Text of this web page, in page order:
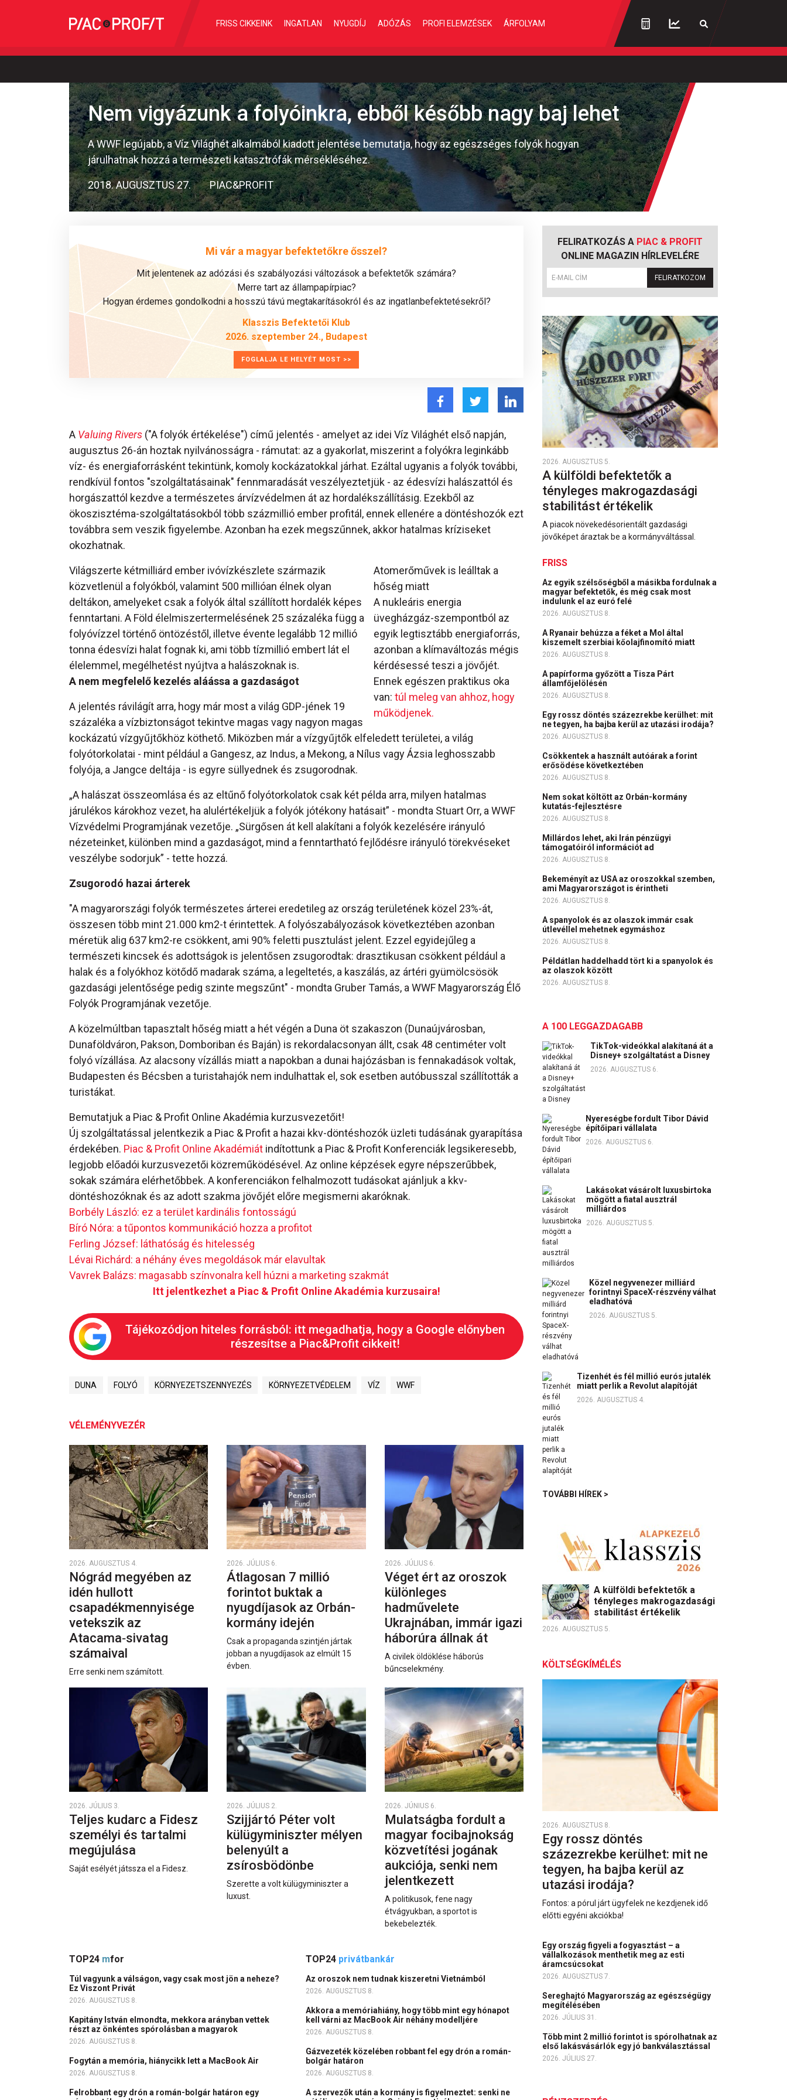
FRISS CIKKEINK INGATLAN NYUGDÍJ ADÓZÁS PROFI ELEMZÉSEK ÁRFOLYAM
Nem vigyázunk a folyóinkra, ebből később nagy baj lehet
A WWF legújabb, a Víz Világhét alkalmából kiadott jelentése bemutatja, hogy az egészséges folyók hogyan
járulhatnak hozzá a természeti katasztrófák mérsékléséhez.
2018. AUGUSZTUS 27. PIAC&PROFIT
Mi vár a magyar befektetőkre ősszel?
Mit jelentenek az adózási és szabályozási változások a befektetők számára?
Merre tart az állampapírpiac?
Hogyan érdemes gondolkodni a hosszú távú megtakarításokról és az ingatlanbefektetésekről?
Klasszis Befektetői Klub
2026. szeptember 24., Budapest
FOGLALJA LE HELYÉT MOST >>
A Valuing Rivers ("A folyók értékelése") című jelentés - amelyet az idei Víz Világhét első napján,
augusztus 26-án hoztak nyilvánosságra - rámutat: az a gyakorlat, miszerint a folyókra leginkább
víz- és energiaforrásként tekintünk, komoly kockázatokkal járhat. Ezáltal ugyanis a folyók további,
rendkívül fontos "szolgáltatásainak" fennmaradását veszélyeztetjük - az édesvízi halászattól és
horgászattól kezdve a természetes árvízvédelmen át az hordalékszállításig. Ezekből az
ökoszisztéma-szolgáltatásokból több százmillió ember profitál, ennek ellenére a döntéshozók ezt
továbbra sem veszik figyelembe. Azonban ha ezek megszűnnek, akkor hatalmas kríziseket
okozhatnak.
Atomerőművek is leálltak a
hőség miatt
A nukleáris energia
üvegházgáz-szempontból az
egyik legtisztább energiaforrás,
azonban a klímaváltozás mégis
kérdésessé teszi a jövőjét.
Ennek egészen praktikus oka
van: túl meleg van ahhoz, hogy
működjenek.
Világszerte kétmilliárd ember ivóvízkészlete származik
közvetlenül a folyókból, valamint 500 millióan élnek olyan
deltákon, amelyeket csak a folyók által szállított hordalék képes
fenntartani. A Föld élelmiszertermelésének 25 százaléka függ a
folyóvízzel történő öntözéstől, illetve évente legalább 12 millió
tonna édesvízi halat fognak ki, ami több tízmillió embert lát el
élelemmel, megélhetést nyújtva a halászoknak is.
A nem megfelelő kezelés aláássa a gazdaságot
A jelentés rávilágít arra, hogy már most a világ GDP-jének 19
százaléka a vízbiztonságot tekintve magas vagy nagyon magas
kockázatú vízgyűjtőkhöz köthető. Miközben már a vízgyűjtők elfeledett területei, a világ
folyótorkolatai - mint például a Gangesz, az Indus, a Mekong, a Nílus vagy Ázsia leghosszabb
folyója, a Jangce deltája - is egyre süllyednek és zsugorodnak.
„A halászat összeomlása és az eltűnő folyótorkolatok csak két példa arra, milyen hatalmas
járulékos károkhoz vezet, ha alulértékeljük a folyók jótékony hatásait” - mondta Stuart Orr, a WWF
Vízvédelmi Programjának vezetője. „Sürgősen át kell alakítani a folyók kezelésére irányuló
nézeteinket, különben mind a gazdaságot, mind a fenntartható fejlődésre irányuló törekvéseket
veszélybe sodorjuk” - tette hozzá.
Zsugorodó hazai árterek
"A magyarországi folyók természetes árterei eredetileg az ország területének közel 23%-át,
összesen több mint 21.000 km2-t érintettek. A folyószabályozások következtében azonban
méretük alig 637 km2-re csökkent, ami 90% feletti pusztulást jelent. Ezzel egyidejűleg a
természeti kincsek és adottságok is jelentősen zsugorodtak: drasztikusan csökkent például a
halak és a folyókhoz kötődő madarak száma, a legeltetés, a kaszálás, az ártéri gyümölcsösök
gazdasági jelentősége pedig szinte megszűnt" - mondta Gruber Tamás, a WWF Magyarország Élő
Folyók Programjának vezetője.
A közelmúltban tapasztalt hőség miatt a hét végén a Duna öt szakaszon (Dunaújvárosban,
Dunaföldváron, Pakson, Domboriban és Baján) is rekordalacsonyan állt, csak 48 centiméter volt
folyó vízállása. Az alacsony vízállás miatt a napokban a dunai hajózásban is fennakadások voltak,
Budapesten és Bécsben a turistahajók nem indulhattak el, sok esetben autóbusszal szállították a
turistákat.
Bemutatjuk a Piac & Profit Online Akadémia kurzusvezetőit!
Új szolgáltatással jelentkezik a Piac & Profit a hazai kkv-döntéshozók üzleti tudásának gyarapítása
érdekében. Piac & Profit Online Akadémiát indítottunk a Piac & Profit Konferenciák legsikeresebb,
legjobb előadói kurzusvezetői közreműködésével. Az online képzések egyre népszerűbbek,
sokak számára elérhetőbbek. A konferenciákon felhalmozott tudásokat ajánljuk a kkv-
döntéshozóknak és az adott szakma jövőjét előre megismerni akaróknak.
Borbély László: ez a terület kardinális fontosságú
Bíró Nóra: a tűpontos kommunikáció hozza a profitot
Ferling József: láthatóság és hitelesség
Lévai Richárd: a néhány éves megoldások már elavultak
Vavrek Balázs: magasabb színvonalra kell húzni a marketing szakmát
Itt jelentkezhet a Piac & Profit Online Akadémia kurzusaira!
Tájékozódjon hiteles forrásból: itt megadhatja, hogy a Google előnyben
részesítse a Piac&Profit cikkeit!
DUNA FOLYÓ KÖRNYEZETSZENNYEZÉS KÖRNYEZETVÉDELEM VÍZ WWF
VÉLEMÉNYVEZÉR
2026. AUGUSZTUS 4.
Nógrád megyében az
idén hullott
csapadékmennyisége
vetekszik az
Atacama‑sivatag
számaival
Erre senki nem számított.
2026. JÚLIUS 6.
Átlagosan 7 millió
forintot buktak a
nyugdíjasok az Orbán-
kormány idején
Csak a propaganda szintjén jártak
jobban a nyugdíjasok az elmúlt 15
évben.
2026. JÚLIUS 6.
Véget ért az oroszok
különleges
hadművelete
Ukrajnában, immár igazi
háborúra állnak át
A civilek öldöklése háborús
bűncselekmény.
2026. JÚLIUS 3.
Teljes kudarc a Fidesz
személyi és tartalmi
megújulása
Saját esélyét játssza el a Fidesz.
2026. JÚLIUS 2.
Szijjártó Péter volt
külügyminiszter mélyen
belenyúlt a
zsírosbödönbe
Szerette a volt külügyminiszter a
luxust.
2026. JÚNIUS 6.
Mulatságba fordult a
magyar focibajnokság
közvetítési jogának
aukciója, senki nem
jelentkezett
A politikusok, fene nagy
étvágyukban, a sportot is
bekebelezték.
TOP24 mfor
Túl vagyunk a válságon, vagy csak most jön a neheze?
Ez Viszont Privát
2026. AUGUSZTUS 8.
Kapitány István elmondta, mekkora arányban vettek
részt az önkéntes spórolásban a magyarok
2026. AUGUSZTUS 8.
Fogytán a memória, hiánycikk lett a MacBook Air
2026. AUGUSZTUS 8.
Felrobbant egy drón a román-bolgár határon egy
TOP24 privátbankár
Az oroszok nem tudnak kiszeretni Vietnámból
2026. AUGUSZTUS 8.
Akkora a memóriahiány, hogy több mint egy hónapot
kell várni az MacBook Air néhány modelljére
2026. AUGUSZTUS 8.
Gázvezeték közelében robbant fel egy drón a román-
bolgár határon
2026. AUGUSZTUS 8.
A szervezők után a kormány is figyelmeztet: senki ne
FELIRATKOZÁS A PIAC & PROFIT
ONLINE MAGAZIN HÍRLEVELÉRE
FELIRATKOZOM
2026. AUGUSZTUS 5.
A külföldi befektetők a
tényleges makrogazdasági
stabilitást értékelik
A piacok növekedésorientált gazdasági
jövőképet áraztak be a kormányváltással.
FRISS
Az egyik szélsőségből a másikba fordulnak a
magyar befektetők, és még csak most
indulunk el az euró felé
2026. AUGUSZTUS 8.
A Ryanair behúzza a féket a Mol által
kiszemelt szerbiai kőolajfinomító miatt
2026. AUGUSZTUS 8.
A papírforma győzött a Tisza Párt
államfőjelölésén
2026. AUGUSZTUS 8.
Egy rossz döntés százezrekbe kerülhet: mit
ne tegyen, ha bajba kerül az utazási irodája?
2026. AUGUSZTUS 8.
Csökkentek a használt autóárak a forint
erősödése következtében
2026. AUGUSZTUS 8.
Nem sokat költött az Orbán-kormány
kutatás-fejlesztésre
2026. AUGUSZTUS 8.
Millárdos lehet, aki Irán pénzügyi
támogatóiról információt ad
2026. AUGUSZTUS 8.
Bekeményít az USA az oroszokkal szemben,
ami Magyarországot is érintheti
2026. AUGUSZTUS 8.
A spanyolok és az olaszok immár csak
útlevéllel mehetnek egymáshoz
2026. AUGUSZTUS 8.
Példátlan haddelhadd tört ki a spanyolok és
az olaszok között
2026. AUGUSZTUS 8.
A 100 LEGGAZDAGABB
TikTok-videókkal alakítaná át a
Disney+ szolgáltatást a Disney
2026. AUGUSZTUS 6.
Nyereségbe fordult Tibor Dávid
építőipari vállalata
2026. AUGUSZTUS 6.
Lakásokat vásárolt luxusbirtoka
mögött a fiatal ausztrál
milliárdos
2026. AUGUSZTUS 5.
Közel negyvenezer milliárd
forintnyi SpaceX-részvény válhat
eladhatóvá
2026. AUGUSZTUS 5.
Tizenhét és fél millió eurós jutalék
miatt perlik a Revolut alapítóját
2026. AUGUSZTUS 4.
TOVÁBBI HÍREK >
A külföldi befektetők a
tényleges makrogazdasági
stabilitást értékelik
2026. AUGUSZTUS 5.
KÖLTSÉGKÍMÉLÉS
2026. AUGUSZTUS 8.
Egy rossz döntés
százezrekbe kerülhet: mit ne
tegyen, ha bajba kerül az
utazási irodája?
Fontos: a pórul járt ügyfelek ne kezdjenek idő
előtti egyéni akciókba!
Egy ország figyeli a fogyasztást – a
vállalkozások menthetik meg az esti
áramcsúcsokat
2026. AUGUSZTUS 7.
Sereghajtó Magyarország az egészségügy
megítélésében
2026. JÚLIUS 31.
Több mint 2 millió forintot is spórolhatnak az
első lakásvásárlók egy jó bankválasztással
2026. JÚLIUS 27.